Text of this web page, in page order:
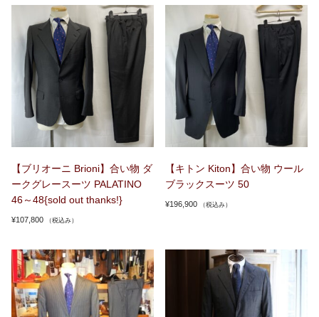
【ブリオーニ Brioni】合い物 ダ
ークグレースーツ PALATINO
46～48{sold out thanks!}
¥107,800 （税込み）
【キトン Kiton】合い物 ウール
ブラックスーツ 50
¥196,900 （税込み）